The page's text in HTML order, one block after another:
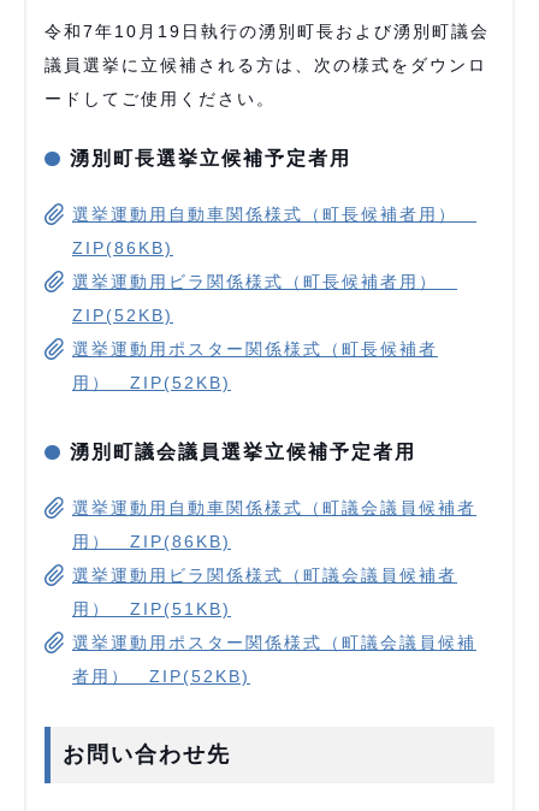
令和7年10月19日執行の湧別町長および湧別町議会
議員選挙に立候補される方は、次の様式をダウンロ
ードしてご使用ください。
湧別町長選挙立候補予定者用
選挙運動用自動車関係様式（町長候補者用）
ZIP(86KB)
選挙運動用ビラ関係様式（町長候補者用）
ZIP(52KB)
選挙運動用ポスター関係様式（町長候補者
用） ZIP(52KB)
湧別町議会議員選挙立候補予定者用
選挙運動用自動車関係様式（町議会議員候補者
用） ZIP(86KB)
選挙運動用ビラ関係様式（町議会議員候補者
用） ZIP(51KB)
選挙運動用ポスター関係様式（町議会議員候補
者用） ZIP(52KB)
お問い合わせ先